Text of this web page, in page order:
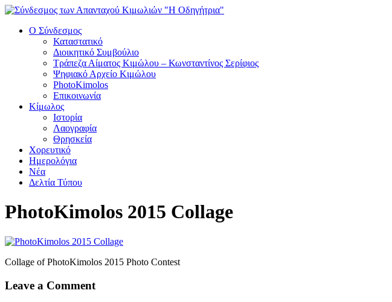
Ο Σύνδεσμος
Καταστατικό
Διοικητικό Συμβούλιο
Τράπεζα Αίματος Κιμώλου – Κωνσταντίνος Σερίφιος
Ψηφιακό Αρχείο Κιμώλου
PhotoKimolos
Επικοινωνία
Κίμωλος
Ιστορία
Λαογραφία
Θρησκεία
Χορευτικό
Ημερολόγια
Νέα
Δελτία Τύπου
PhotoKimolos 2015 Collage
Collage of PhotoKimolos 2015 Photo Contest
Leave a Comment